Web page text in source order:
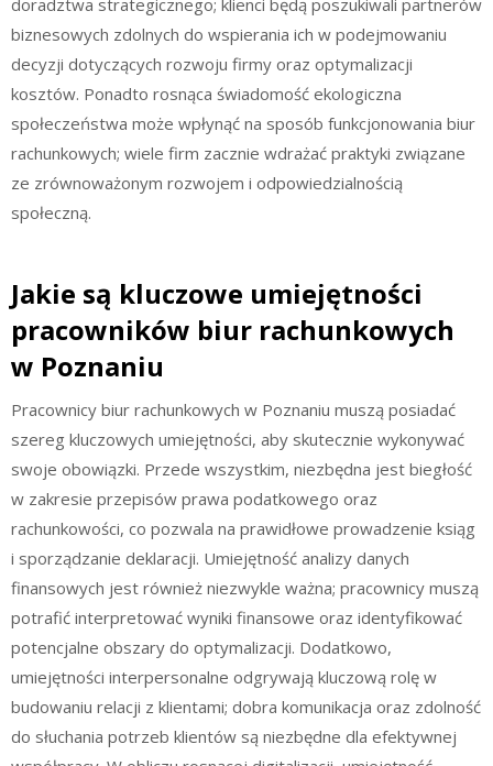
doradztwa strategicznego; klienci będą poszukiwali partnerów
biznesowych zdolnych do wspierania ich w podejmowaniu
decyzji dotyczących rozwoju firmy oraz optymalizacji
kosztów. Ponadto rosnąca świadomość ekologiczna
społeczeństwa może wpłynąć na sposób funkcjonowania biur
rachunkowych; wiele firm zacznie wdrażać praktyki związane
ze zrównoważonym rozwojem i odpowiedzialnością
społeczną.
Jakie są kluczowe umiejętności
pracowników biur rachunkowych
w Poznaniu
Pracownicy biur rachunkowych w Poznaniu muszą posiadać
szereg kluczowych umiejętności, aby skutecznie wykonywać
swoje obowiązki. Przede wszystkim, niezbędna jest biegłość
w zakresie przepisów prawa podatkowego oraz
rachunkowości, co pozwala na prawidłowe prowadzenie ksiąg
i sporządzanie deklaracji. Umiejętność analizy danych
finansowych jest również niezwykle ważna; pracownicy muszą
potrafić interpretować wyniki finansowe oraz identyfikować
potencjalne obszary do optymalizacji. Dodatkowo,
umiejętności interpersonalne odgrywają kluczową rolę w
budowaniu relacji z klientami; dobra komunikacja oraz zdolność
do słuchania potrzeb klientów są niezbędne dla efektywnej